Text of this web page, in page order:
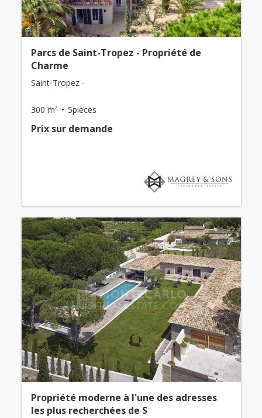
Parcs de Saint-Tropez - Propriété de
Charme
Saint-Tropez -
300 m² 5pièces
Prix ​​sur demande
Propriété moderne à l'une des adresses
les plus recherchées de S